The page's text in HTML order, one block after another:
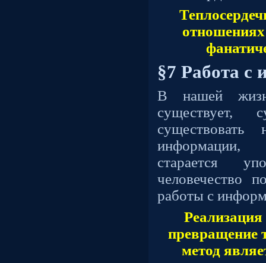
§7 Работа с
В нашей
существует,
существовать
информации,
старается
человечество
работы с
превращение
метод